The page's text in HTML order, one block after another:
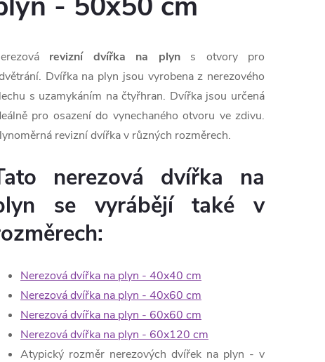
revizní dvířka na plyns otvory pro
Dvířka na plyn jsou vyrobena z nerezového
s uzamykáním na čtyřhran. Dvířka jsou určená
pro osazení do vynechaného otvoru ve zdivu.
revizní dvířka v různých rozměrech.
nerezová dvířka na
se vyrábějí také v
Nerezová dvířka na plyn - 40x40 cm
Nerezová dvířka na plyn - 40x60 cm
Nerezová dvířka na plyn - 60x60 cm
Nerezová dvířka na plyn - 60x120 cm
Atypický rozměr nerezových dvířek na plyn - v